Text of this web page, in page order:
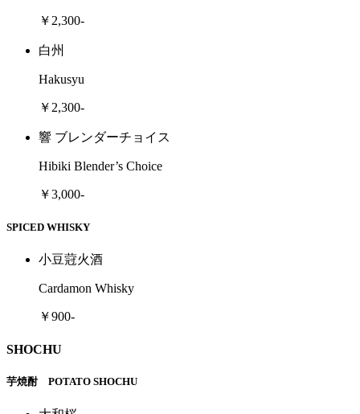
￥2,300-
白州
Hakusyu
￥2,300-
響 ブレンダーチョイス
Hibiki Blender’s Choice
￥3,000-
SPICED WHISKY
小豆蒄火酒
Cardamon Whisky
￥900-
SHOCHU
芋焼酎 POTATO SHOCHU